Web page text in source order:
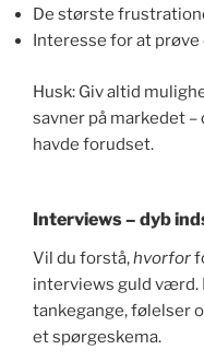
De største
Interesse for at prøve
Husk: Giv altid
savner på markedet –
havde forudset.
Interviews – dyb
Vil du forstå,hvorfor
interviews guld værd.
tankegange, følelser
et spørgeskema.